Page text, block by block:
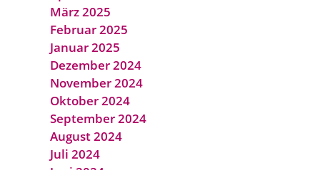
März 2025
Februar 2025
Januar 2025
Dezember 2024
November 2024
Oktober 2024
September 2024
August 2024
Juli 2024